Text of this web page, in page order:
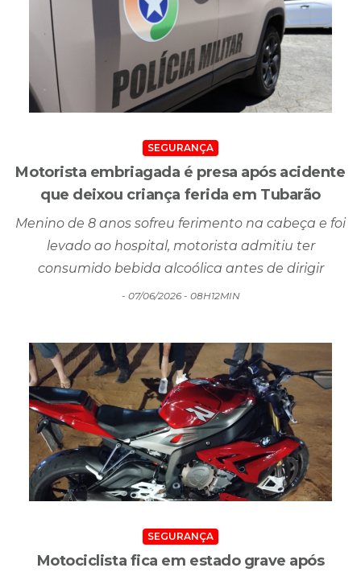
SEGURANÇA
que deixou criança ferida em Tubarão
Menino de 8 anos sofreu ferimento na cabeça e foi
levado ao hospital, motorista admitiu ter
consumido bebida alcoólica antes de dirigir
- 07/06/2026 - 08H12MIN
SEGURANÇA
colisão com caminhonete em Içara
Acidente foi registrado na noite de sábado no bairro